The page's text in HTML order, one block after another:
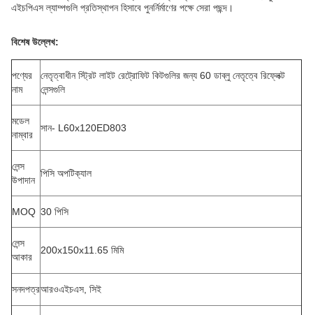
এইচপিএস ল্যাম্পগুলি প্রতিস্থাপন হিসাবে পুনর্নির্মাণের পক্ষে সেরা পছন্দ।
বিশেষ উল্লেখ:
পণ্যের
নাম
নেতৃত্বাধীন স্ট্রিট লাইট রেট্রোফিট কিটগুলির জন্য 60 ডাব্লু নেতৃত্বে রিফ্লেক্ট
লেন্সগুলি
মডেল
নাম্বার
সান- L60x120ED803
লেন্স
উপাদান
পিসি অপটিক্যাল
MOQ 30 পিসি
লেন্স
আকার
200x150x11.65 মিমি
সনদপত্রআরওএইচএস, সিই